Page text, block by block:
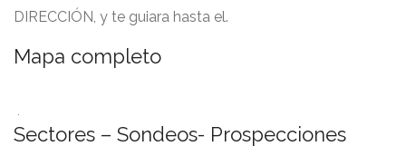
DIRECCIÓN, y te guiara hasta el.
Mapa completo
.
Sectores – Sondeos- Prospecciones